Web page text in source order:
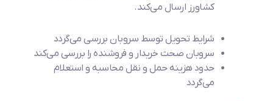
کشاورز ارسال می‌کند.
شرایط تحویل توسط سروبان بررسی می‌گردد
سروبان صحت خریدار و فروشنده را بررسی می‌کند
حدود هزینه حمل و نقل محاسبه و استعلام
می‌گردد